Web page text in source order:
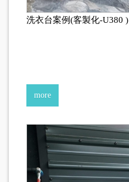
洗衣台案例(客製化-U380 )
more